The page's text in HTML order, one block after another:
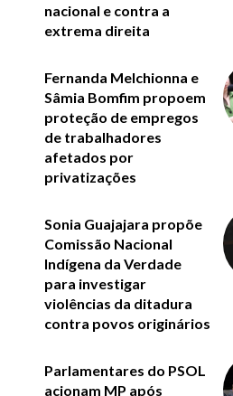
nacional e contra a
extrema direita
Fernanda Melchionna e
Sâmia Bomfim propoem
proteção de empregos
de trabalhadores
afetados por
privatizações
Sonia Guajajara propõe
Comissão Nacional
Indígena da Verdade
para investigar
violências da ditadura
contra povos originários
Parlamentares do PSOL
acionam MP após